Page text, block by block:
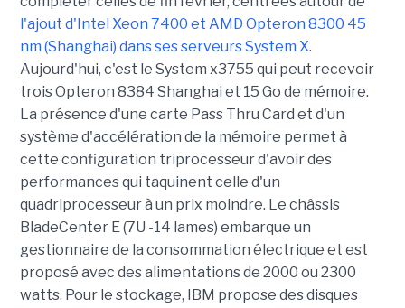
l'ajout d'Intel Xeon 7400 et AMD Opteron 8300 45
nm (Shanghai) dans ses serveurs System X.
Aujourd'hui, c'est le System x3755 qui peut recevoir
trois Opteron 8384 Shanghai et 15 Go de mémoire.
La présence d'une carte Pass Thru Card et d'un
système d'accélération de la mémoire permet à
cette configuration triprocesseur d'avoir des
performances qui taquinent celle d'un
quadriprocesseur à un prix moindre. Le châssis
BladeCenter E (7U -14 lames) embarque un
gestionnaire de la consommation électrique et est
proposé avec des alimentations de 2000 ou 2300
watts. Pour le stockage, IBM propose des disques